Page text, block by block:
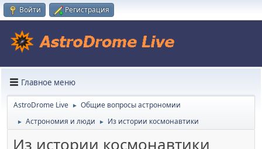
Войти Регистрация
Главное меню
AstroDrome Live ► Общие вопросы астрономии
► Астрономия и люди ► Из истории космонавтики
Из истории космонавтики